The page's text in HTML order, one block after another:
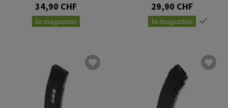
34,90 CHF
In magazzino
29,90 CHF
In magazzino